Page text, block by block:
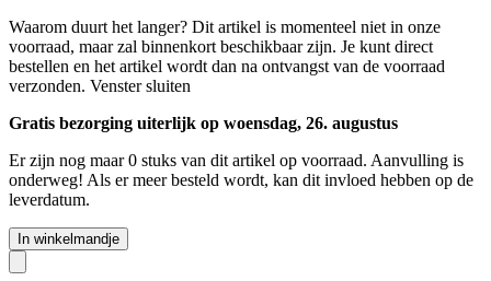
Waarom duurt het langer? Dit artikel is momenteel niet in onze
voorraad, maar zal binnenkort beschikbaar zijn. Je kunt direct
bestellen en het artikel wordt dan na ontvangst van de voorraad
verzonden. Venster sluiten
Gratis bezorging uiterlijk op woensdag, 26. augustus
Er zijn nog maar 0 stuks van dit artikel op voorraad. Aanvulling is
onderweg! Als er meer besteld wordt, kan dit invloed hebben op de
leverdatum.
In winkelmandje